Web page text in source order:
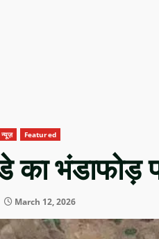
Featured
भंडाफोड़
March 12, 2026